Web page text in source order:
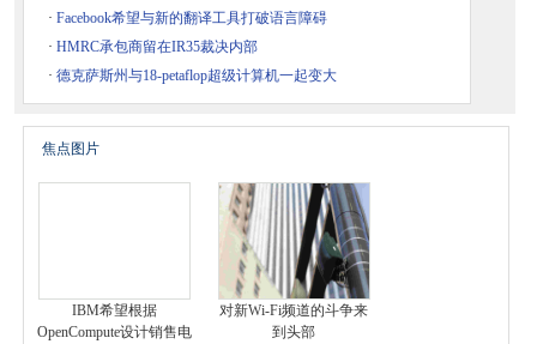
· Facebook希望与新的翻译工具打破语言障碍
· HMRC承包商留在IR35裁决内部
· 德克萨斯州与18-petaflop超级计算机一起变大
焦点图片
IBM希望根据
OpenCompute设计销售电
对新Wi-Fi频道的斗争来
到头部